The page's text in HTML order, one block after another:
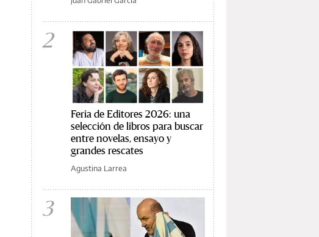
2
Feria de Editores 2026: una
selección de libros para buscar
entre novelas, ensayo y
grandes rescates
Agustina Larrea
3